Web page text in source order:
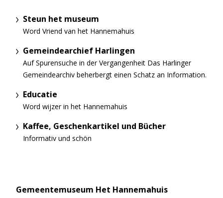
Steun het museum
Word Vriend van het Hannemahuis
Gemeindearchief Harlingen
Auf Spurensuche in der Vergangenheit Das Harlinger
Gemeindearchiv beherbergt einen Schatz an Information.
Educatie
Word wijzer in het Hannemahuis
Kaffee, Geschenkartikel und Bücher
Informativ und schön
Gemeentemuseum Het Hannemahuis